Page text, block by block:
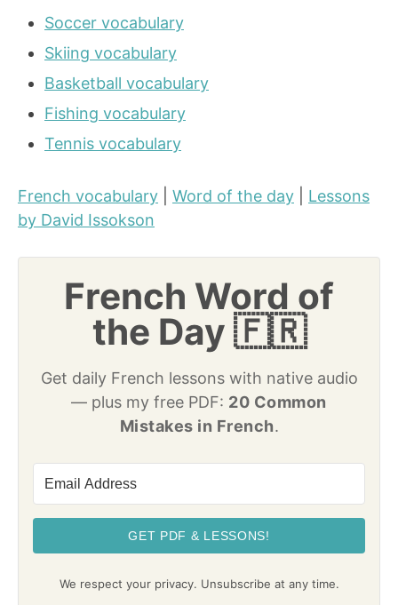
Soccer vocabulary
Skiing vocabulary
Basketball vocabulary
Fishing vocabulary
Tennis vocabulary
French vocabulary Word of the day
Lessons
by David Issokson
French Word of
the Day 🇫🇷
Get daily French lessons with native audio
— plus my free PDF: 20 Common
Mistakes in French.
GET PDF & LESSONS!
We respect your privacy. Unsubscribe at any time.